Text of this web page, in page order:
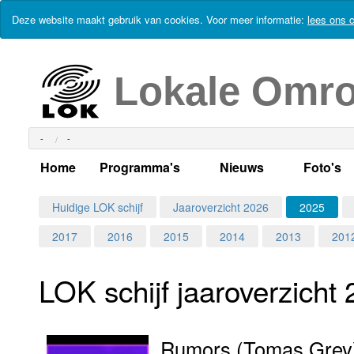
Deze website maakt gebruik van cookies. Voor meer informatie: lees ons
Lokale
- -
Home Programma's
Alle dagen
Weekschema
Woensdag
Alle programma's
Uitzending gemist?
Nieuws
Actueel Lokaal
LOK nieuws
RSS feed
Foto's
Huidige LOK schijf Jaaroverzicht 2026 2025
2017
2016 2015 2014 2013
LOK schijf jaar­over­zicht